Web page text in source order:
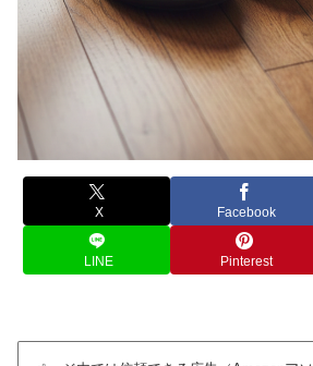
X Facebook
LINE Pinterest